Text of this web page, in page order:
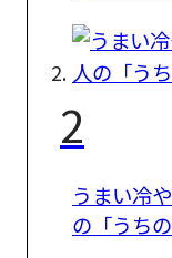
2
うまい冷
の「うち